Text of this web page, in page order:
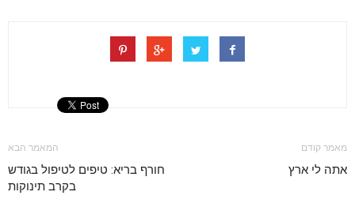
מאמר קודם
אתה לי ארץ
המאמר הבא
חורף בריא: טיפים לטיפול בגודש
בקרב תינוקות